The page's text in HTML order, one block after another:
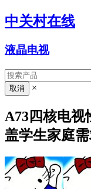
中关村在线
液晶电视
×
A73四核电视
盖学生家庭